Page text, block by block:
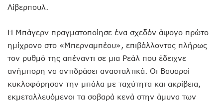
Λίβερπουλ.
Η Μπάγερν πραγματοποίησε ένα σχεδόν άψογο πρώτο
ημίχρονο στο «Μπερναμπέου», επιβάλλοντας πλήρως
τον ρυθμό της απέναντι σε μια Ρεάλ που έδειχνε
ανήμπορη να αντιδράσει ανασταλτικά. Οι Βαυαροί
κυκλοφόρησαν την μπάλα με ταχύτητα και ακρίβεια,
εκμεταλλευόμενοι τα σοβαρά κενά στην άμυνα των